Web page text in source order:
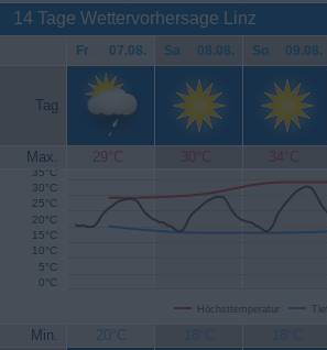
14 Tage Wettervorhersage Linz
Fr. 07.08. Sa. 08.08. So. 09.08.
Tag
Max. 29°C 30°C 34°C
Höchsttemperatur
0°C
5°C
10°C
15°C
20°C
25°C
30°C
35°C
Min. 20°C 18°C 18°C